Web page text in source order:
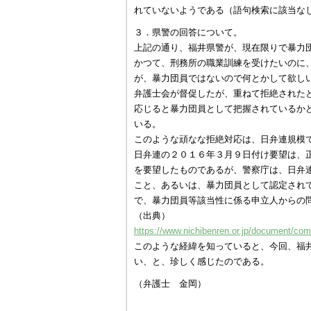
れていないようである（語句検索に該当な
３．県警の回答について。
上記の通り、福井県警が、現在限りで暴
かつて、刑務所の職業訓練を受けたいの
が、暴力団員ではないので何とかして欲
弁護士会が督促したが、重ねて拒絶され
応じると暴力団員として把握されている
いる。
このような頑なな拒絶対応は、日弁連規模
日弁連の２０１６年３月９日付け要望は
を要望したものであるが、警察庁は、日
こと、あるいは、暴力団員として認定さ
で、暴力団員等該当性に係る申立人から
（出典）
https://www.nichibenren.or.jp/document/
このような経緯を知っていると、今回、
い、と、珍しく感じたのである。
（弁護士 金岡）